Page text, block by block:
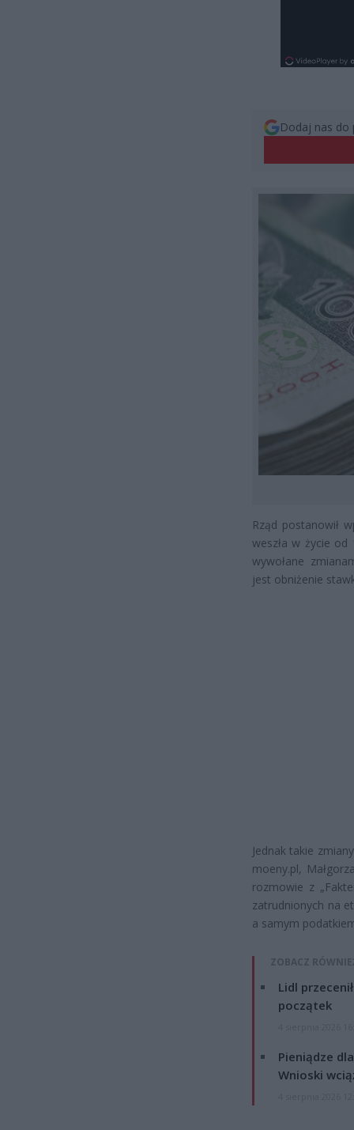
Dodaj nas do
Rząd postanowił
weszła w życie od
wywołane
jest obniżenie
Jednak takie
moeny.pl,
rozmowie z
zatrudnionych na
a samym
ZOBACZ
Lidl
początek
Pieniądze
Wnioski